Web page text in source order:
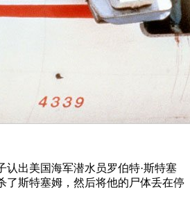
出美国海军潜水员罗伯特·斯特塞
了斯特塞姆，然后将他的尸体丢在停